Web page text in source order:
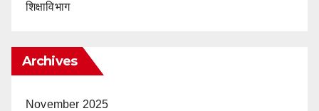
शिक्षाविभाग
Archives
November 2025